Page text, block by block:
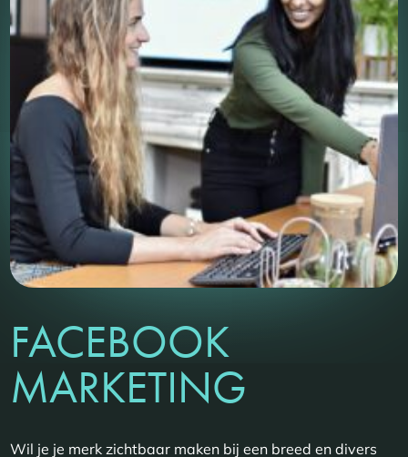
FACEBOOK
MARKETING
Wil je je merk zichtbaar maken bij een breed en divers